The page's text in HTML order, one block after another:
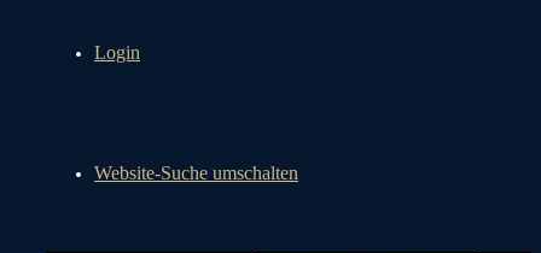
Login
Website-Suche umschalten